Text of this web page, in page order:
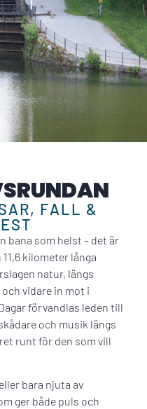
FALL &
bana som helst – det är
kilometer långa
natur, längs
vidare in mot i
förvandlas leden till
och musik längs
runt för den som vill
bara njuta av
ger både puls och